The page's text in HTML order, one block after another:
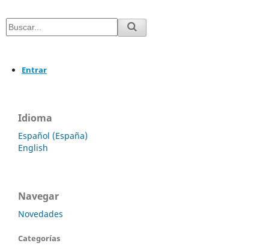
Entrar
Idioma
Español (España)
English
Navegar
Novedades
Categorías